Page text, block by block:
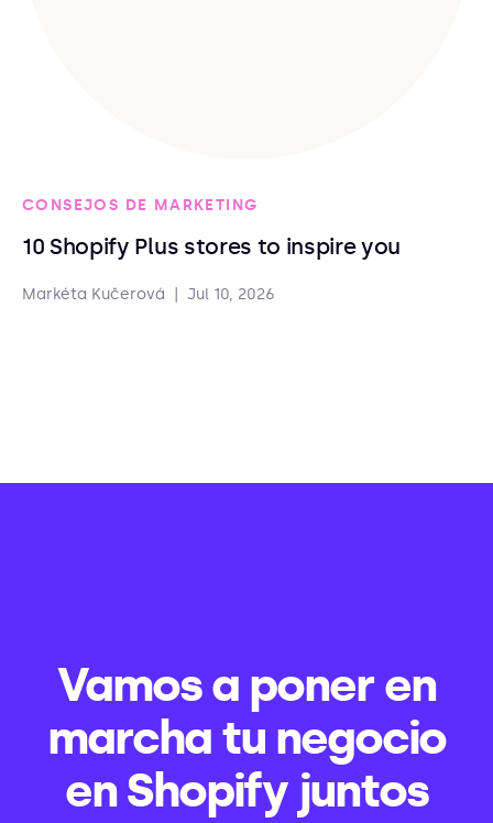
CONSEJOS DE MARKETING
10 Shopify Plus stores to inspire you
Markéta Kučerová Jul 10, 2026
Vamos a poner en
marcha tu negocio
en Shopify juntos